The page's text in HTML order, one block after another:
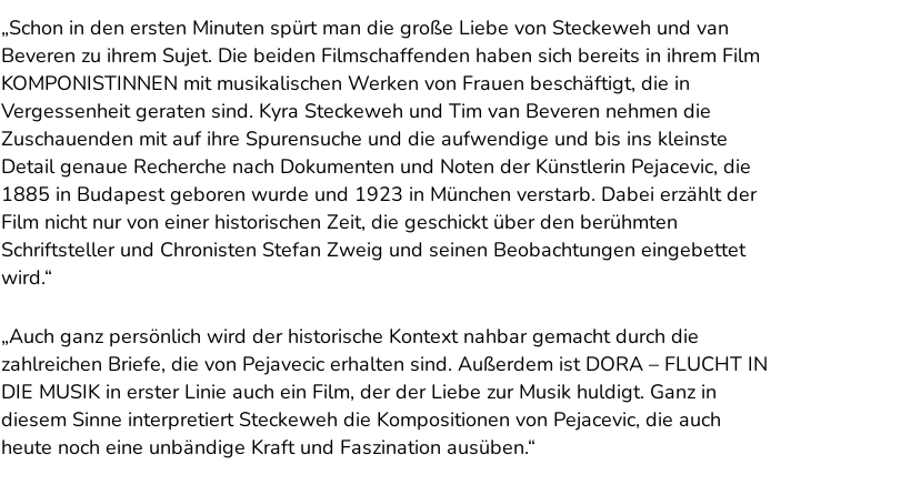
„Schon in den ersten Minuten spürt man die große Liebe von Steckeweh und van
Beveren zu ihrem Sujet. Die beiden Filmschaffenden haben sich bereits in ihrem Film
KOMPONISTINNEN mit musikalischen Werken von Frauen beschäftigt, die in
Vergessenheit geraten sind. Kyra Steckeweh und Tim van Beveren nehmen die
Zuschauenden mit auf ihre Spurensuche und die aufwendige und bis ins kleinste
Detail genaue Recherche nach Dokumenten und Noten der Künstlerin Pejacevic, die
1885 in Budapest geboren wurde und 1923 in München verstarb. Dabei erzählt der
Film nicht nur von einer historischen Zeit, die geschickt über den berühmten
Schriftsteller und Chronisten Stefan Zweig und seinen Beobachtungen eingebettet
wird.“
„Auch ganz persönlich wird der historische Kontext nahbar gemacht durch die
zahlreichen Briefe, die von Pejavecic erhalten sind. Außerdem ist DORA – FLUCHT IN
DIE MUSIK in erster Linie auch ein Film, der der Liebe zur Musik huldigt. Ganz in
diesem Sinne interpretiert Steckeweh die Kompositionen von Pejacevic, die auch
heute noch eine unbändige Kraft und Faszination ausüben.“